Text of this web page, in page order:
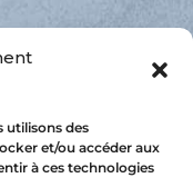
utilisons des
et/ou accéder aux
à ces technologies